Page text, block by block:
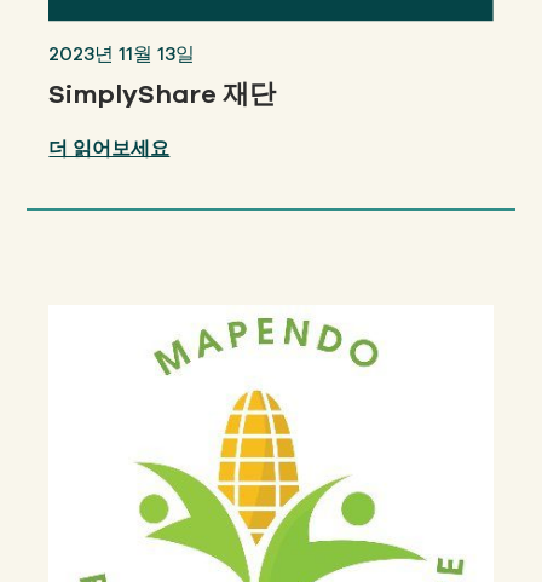
2023년 11월 13일
SimplyShare 재단
더 읽어보세요